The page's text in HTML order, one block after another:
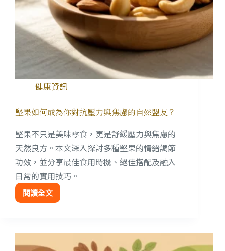
健康資訊
堅果如何成為你對抗壓力與焦慮的自然盟友？
堅果不只是美味零食，更是舒緩壓力與焦慮的
天然良方。本文深入探討多種堅果的情緒調節
功效，並分享最佳食用時機、絕佳搭配及融入
日常的實用技巧。
閱讀全文